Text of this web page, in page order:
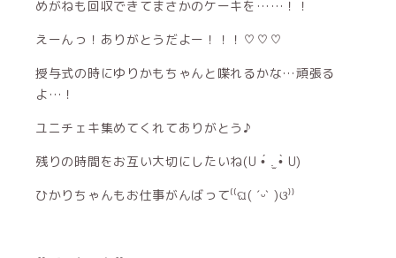
めがねも回収できてまさかのケーキを……！！
えーんっ！ありがとうだよー！！！♡♡♡
授与式の時にゆりかもちゃんと喋れるかな…頑張る
よ…！
ユニチェキ集めてくれてありがとう♪
残りの時間をお互い大切にしたいね(U •́ .̫ •̀ U)
ひかりちゃんもお仕事がんばって⁽⁽ଘ( ˊᵕˋ )ଓ⁾⁾